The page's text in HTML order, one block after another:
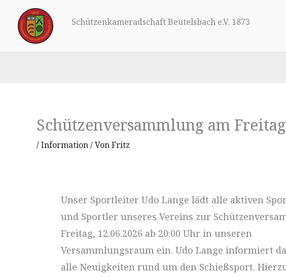
Inhalt
springen
Schützenkameradschaft Beutelsbach e.V. 1873
Schützenversammlung am
/Information/ VonFritz
Unser Sportleiter Udo Lange lädt alle aktiven
und Sportler unseres Vereins zur
Freitag, 12.06.2026 ab 20:00 Uhr in unseren
Versammlungsraum ein. Udo Lange informiert
alle Neuigkeiten rund um den Schießsport.